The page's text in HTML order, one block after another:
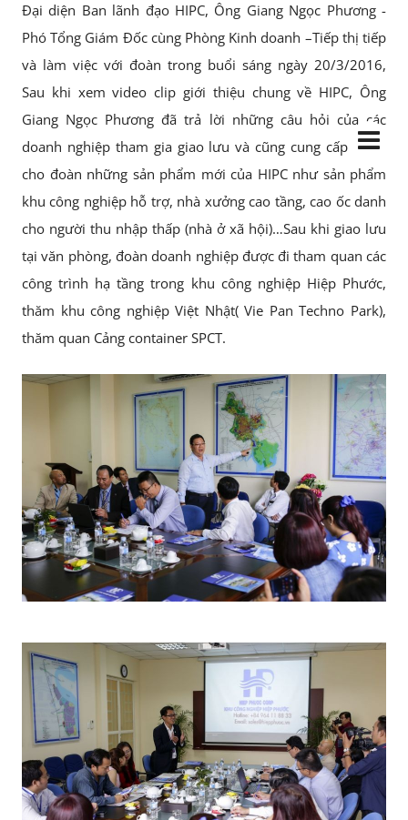
Đại diện Ban lãnh đạo HIPC, Ông Giang Ngọc Phương -
Phó Tổng Giám Đốc cùng Phòng Kinh doanh –Tiếp thị tiếp
và làm việc với đoàn trong buổi sáng ngày 20/3/2016,
Sau khi xem video clip giới thiệu chung về HIPC, Ông
Giang Ngọc Phương đã trả lời những câu hỏi của các
doanh nghiệp tham gia giao lưu và cũng cung cấp thêm
cho đoàn những sản phẩm mới của HIPC như sản phẩm
khu công nghiệp hỗ trợ, nhà xưởng cao tầng, cao ốc danh
cho người thu nhập thấp (nhà ở xã hội)…Sau khi giao lưu
tại văn phòng, đoàn doanh nghiệp được đi tham quan các
công trình hạ tầng trong khu công nghiệp Hiệp Phước,
thăm khu công nghiệp Việt Nhật( Vie Pan Techno Park),
thăm quan Cảng container SPCT.